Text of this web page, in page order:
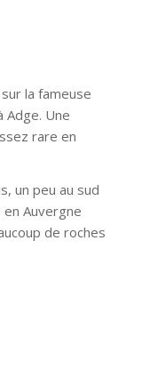
la fameuse
Adge. Une
rare en
un peu au sud
en Auvergne
de roches